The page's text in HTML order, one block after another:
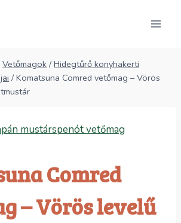
Vetőmagok / Hidegtűrő konyhakerti
/ Komatsuna Comred vetőmag – Vörös
Comred
– Vörös levelű